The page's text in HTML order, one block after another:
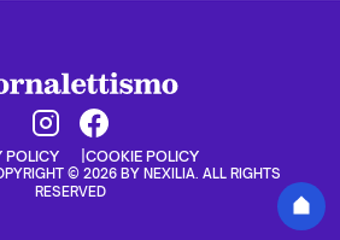
POLICY COOKIE POLICY
© 2026 BY NEXILIA. ALL RIGHTS
RESERVED